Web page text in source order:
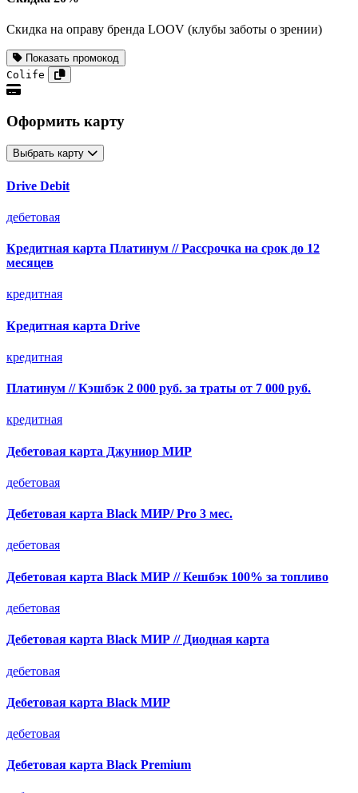
Скидка на оправу бренда LOOV (клубы заботы о зрении)
Показать промокод
Colife
Оформить карту
Выбрать карту
Drive Debit
дебетовая
Кредитная карта Платинум // Рассрочка на срок до 12
месяцев
кредитная
Кредитная карта Drive
кредитная
Платинум // Кэшбэк 2 000 руб. за траты от 7 000 руб.
кредитная
Дебетовая карта Джуниор МИР
дебетовая
Дебетовая карта Black МИР/ Pro 3 мес.
дебетовая
Дебетовая карта Black МИР // Кешбэк 100% за топливо
дебетовая
Дебетовая карта Black МИР // Диодная карта
дебетовая
Дебетовая карта Black МИР
дебетовая
Дебетовая карта Black Premium